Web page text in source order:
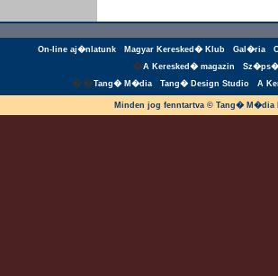
On-line aj�nlatunk Magyar Keresked� Klub Gal�ria
�A Keresked� magazin
��Tang� M�dia Tang� Design Studio A
Minden jog fenntartva © Tang�